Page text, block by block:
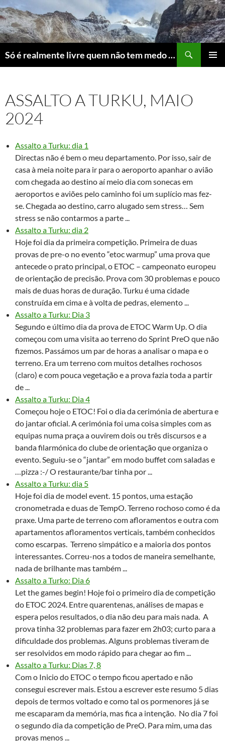
Skip
to
content
Só é realmente livre quem não tem medo do ridículo
ASSALTO A TURKU, MAIO
2024
Assalto a Turku: dia 1
Directas não é bem o meu departamento. Por isso, sair de
casa à meia noite para ir para o aeroporto apanhar o avião
com chegada ao destino aí meio dia com sonecas em
aeroportos e aviões pelo caminho foi um suplício mas fez-
se. Chegada ao destino, carro alugado sem stress… Sem
stress se não contarmos a parte ...
Assalto a Turku: dia 2
Hoje foi dia da primeira competição. Primeira de duas
provas de pre-o no evento “etoc warmup” uma prova que
antecede o prato principal, o ETOC – campeonato europeu
de orientação de precisão. Prova com 30 problemas e pouco
mais de duas horas de duração. Turku é uma cidade
construída em cima e à volta de pedras, elemento ...
Assalto a Turku: Dia 3
Segundo e último dia da prova de ETOC Warm Up. O dia
começou com uma visita ao terreno do Sprint PreO que não
fizemos. Passámos um par de horas a analisar o mapa e o
terreno. Era um terreno com muitos detalhes rochosos
(claro) e com pouca vegetação e a prova fazia toda a partir
de ...
Assalto a Turku: Dia 4
Começou hoje o ETOC! Foi o dia da cerimónia de abertura e
do jantar oficial. A cerimónia foi uma coisa simples com as
equipas numa praça a ouvirem dois ou três discursos e a
banda filarmónica do clube de orientação que organiza o
evento. Seguiu-se o “jantar” em modo buffet com saladas e
…pizza :-/ O restaurante/bar tinha por ...
Assalto a Turku: dia 5
Hoje foi dia de model event. 15 pontos, uma estação
cronometrada e duas de TempO. Terreno rochoso como é da
praxe. Uma parte de terreno com afloramentos e outra com
apartamentos afloramentos verticais, também conhecidos
como escarpas. Terreno simpático e a maioria dos pontos
interessantes. Correu-nos a todos de maneira semelhante,
nada de brilhante mas também ...
Assalto a Turko: Dia 6
Let the games begin! Hoje foi o primeiro dia de competição
do ETOC 2024. Entre quarentenas, análises de mapas e
espera pelos resultados, o dia não deu para mais nada. A
prova tinha 32 problemas para fazer em 2h03; curto para a
dificuldade dos problemas. Alguns problemas tiveram de
ser resolvidos em modo rápido para chegar ao fim ...
Assalto a Turku: Dias 7, 8
Com o Inicio do ETOC o tempo ficou apertado e não
consegui escrever mais. Estou a escrever este resumo 5 dias
depois de termos voltado e como tal os pormenores já se
me escaparam da memória, mas fica a intenção. No dia 7 foi
o segundo dia da competição de PreO. Para mim, uma das
provas menos ...